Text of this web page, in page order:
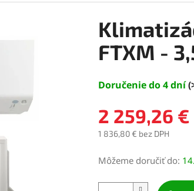
FTXM -
Doručenie do 4 dní
2 259,26 €
1 836,80 € bez DPH
cena:
Môžeme doručiť do: